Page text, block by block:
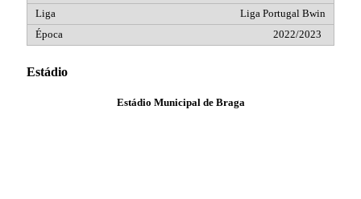
Liga Portugal Bwin
2022/2023
Estádio
Estádio Municipal de Braga